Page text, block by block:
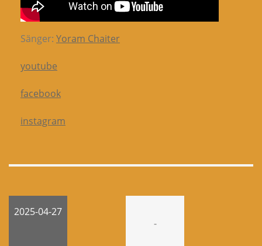
Sänger: Yoram Chaiter
youtube
facebook
instagram
2025-04-27
-